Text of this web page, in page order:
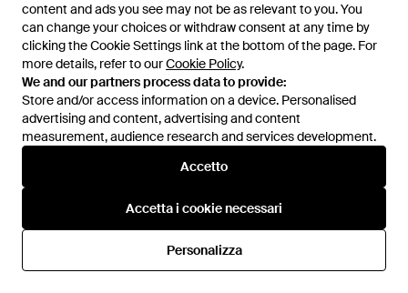
content and ads you see may not be as relevant to you. You
can change your choices or withdraw consent at any time by
clicking the Cookie Settings link at the bottom of the page. For
more details, refer to ourCookie Policy.
We and our partners process data to provide:
Store and/or access information on a device. Personalised
advertising and content, advertising and content
measurement, audience research and services development.
Accetto
Accetta i cookie necessari
Personalizza
content and ads you see may not be as relevant to you. You
can change your choices or withdraw consent at any time by
clicking the Cookie Settings link at the bottom of the page. For
more details, refer to ourCookie Policy.
We and our partners process data to provide:
Store and/or access information on a device. Personalised
advertising and content, advertising and content
measurement, audience research and services development.
Accetto
Accetta i cookie necessari
Personalizza
389,50 €
Via Roma 15